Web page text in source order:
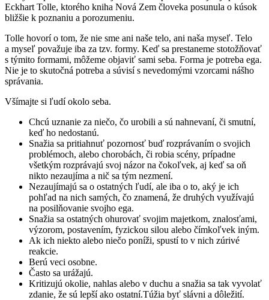
Eckhart Tolle, ktorého kniha Nová Zem človeka posunula o kúsok
bližšie k poznaniu a porozumeniu.
Tolle hovorí o tom, že nie sme ani naše telo, ani naša myseľ. Telo
a myseľ považuje iba za tzv. formy. Keď sa prestaneme stotožňovať
s týmito formami, môžeme objaviť sami seba. Forma je potreba ega.
Nie je to skutočná potreba a súvisí s nevedomými vzorcami nášho
správania.
Všímajte si ľudí okolo seba.
Chcú uznanie za niečo, čo urobili a sú nahnevaní, či smutní,
keď ho nedostanú.
Snažia sa pritiahnuť pozornosť buď rozprávaním o svojich
problémoch, alebo chorobách, či robia scény, prípadne
všetkým rozprávajú svoj názor na čokoľvek, aj keď sa oň
nikto nezaujíma a nič sa tým nezmení.
Nezaujímajú sa o ostatných ľudí, ale iba o to, aký je ich
pohľad na nich samých, čo znamená, že druhých využívajú
na posilňovanie svojho ega.
Snažia sa ostatných ohurovať svojim majetkom, znalosťami,
výzorom, postavením, fyzickou silou alebo čímkoľvek iným.
Ak ich niekto alebo niečo poníži, spustí to v nich zúrivé
reakcie.
Berú veci osobne.
Často sa urážajú.
Kritizujú okolie, nahlas alebo v duchu a snažia sa tak vyvolať
zdanie, že sú lepší ako ostatní.Túžia byť slávni a dôležití.